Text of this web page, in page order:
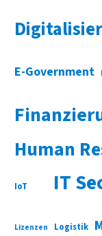
E-Government
Human
IoT IT
Lizenzen Logistik